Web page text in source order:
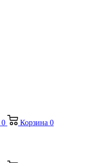
0 Корзина 0